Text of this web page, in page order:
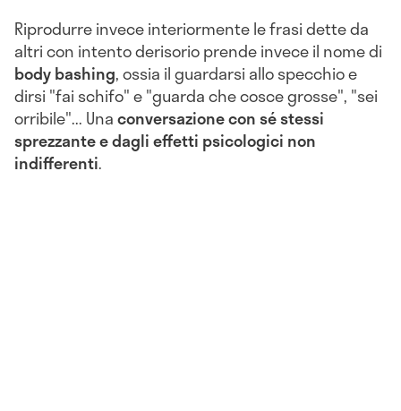
Riprodurre invece interiormente le frasi dette da
altri con intento derisorio prende invece il nome di
body bashing, ossia il guardarsi allo specchio e
dirsi "fai schifo" e "guarda che cosce grosse", "sei
orribile"... Unaconversazione con sé stessi
sprezzante e dagli effetti psicologici non
indifferenti.